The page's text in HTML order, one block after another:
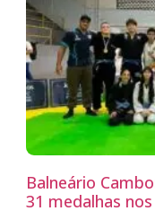
Balneário
31 medalhas